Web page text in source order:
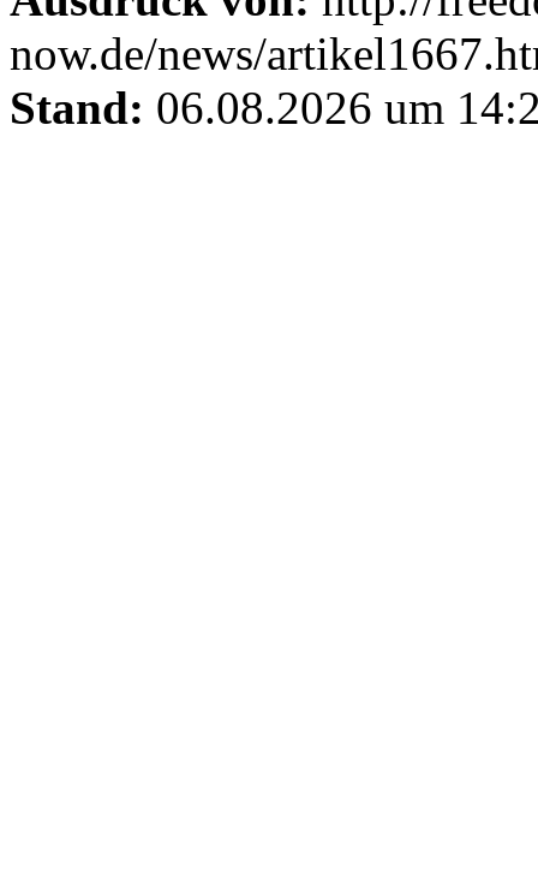
now.de/news/
Stand: 06.08.2026 um